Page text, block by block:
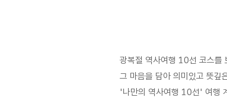
광복절 역사여행 10선 코스를
그 마음을 담아 의미있고 뜻깊
'나만의 역사여행 10선' 여행